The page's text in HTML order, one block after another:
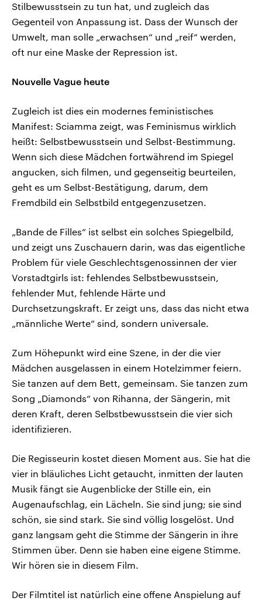
Stilbewusstsein zu tun hat, und zugleich das
Gegenteil von Anpassung ist. Dass der Wunsch der
Umwelt, man solle „erwachsen“ und „reif“ werden,
oft nur eine Maske der Repression ist.
Nouvelle Vague heute
Zugleich ist dies ein modernes feministisches
Manifest: Sciamma zeigt, was Feminismus wirklich
heißt: Selbstbewusstsein und Selbst-Bestimmung.
Wenn sich diese Mädchen fortwährend im Spiegel
angucken, sich filmen, und gegenseitig beurteilen,
geht es um Selbst-Bestätigung, darum, dem
Fremdbild ein Selbstbild entgegenzusetzen.
„Bande de Filles“ ist selbst ein solches Spiegelbild,
und zeigt uns Zuschauern darin, was das eigentliche
Problem für viele Geschlechtsgenossinnen der vier
Vorstadtgirls ist: fehlendes Selbstbewusstsein,
fehlender Mut, fehlende Härte und
Durchsetzungskraft. Er zeigt uns, dass das nicht etwa
„männliche Werte“ sind, sondern universale.
Zum Höhepunkt wird eine Szene, in der die vier
Mädchen ausgelassen in einem Hotelzimmer feiern.
Sie tanzen auf dem Bett, gemeinsam. Sie tanzen zum
Song „Diamonds“ von Rihanna, der Sängerin, mit
deren Kraft, deren Selbstbewusstsein die vier sich
identifizieren.
Die Regisseurin kostet diesen Moment aus. Sie hat die
vier in bläuliches Licht getaucht, inmitten der lauten
Musik fängt sie Augenblicke der Stille ein, ein
Augenaufschlag, ein Lächeln. Sie sind jung; sie sind
schön, sie sind stark. Sie sind völlig losgelöst. Und
ganz langsam geht die Stimme der Sängerin in ihre
Stimmen über. Denn sie haben eine eigene Stimme.
Wir hören sie in diesem Film.
Der Filmtitel ist natürlich eine offene Anspielung auf